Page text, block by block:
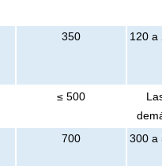
350 120 a
≤ 500
700 300 a